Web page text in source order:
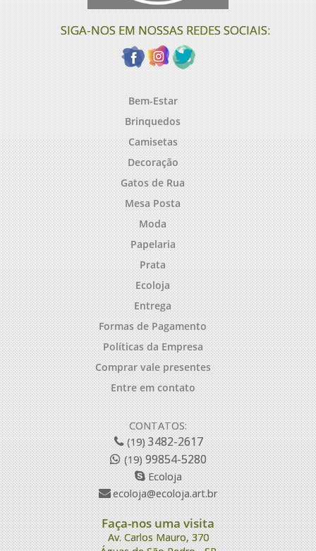
SIGA-NOS EM NOSSAS REDES SOCIAIS:
Bem-Estar
Brinquedos
Camisetas
Decoração
Gatos de Rua
Mesa Posta
Moda
Papelaria
Prata
Ecoloja
Entrega
Formas de Pagamento
Políticas da Empresa
Comprar vale presentes
Entre em contato
CONTATOS:
(19)3482-2617
(19)99854-5280
Ecoloja
ecoloja@ecoloja.art.br
Faça-nos uma visita
Av. Carlos Mauro, 370